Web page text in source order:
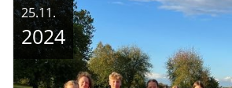
25.11.
2024